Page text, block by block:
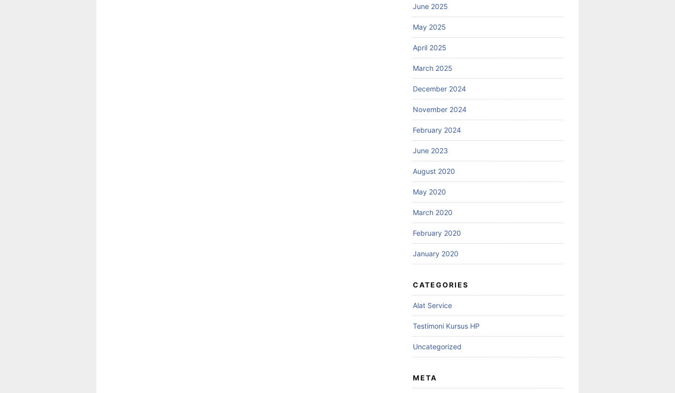
June 2025
May 2025
April 2025
March 2025
December 2024
November 2024
February 2024
June 2023
August 2020
May 2020
March 2020
February 2020
January 2020
CATEGORIES
Alat Service
Testimoni Kursus HP
Uncategorized
META